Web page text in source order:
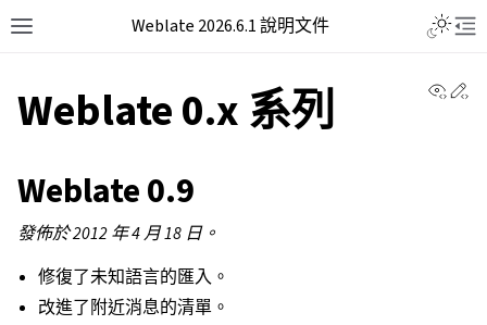
Weblate 2026.6.1 說明文件
Weblate 0.x 系列
Weblate 0.9
發佈於 2012 年 4 月 18 日。
修復了未知語言的匯入。
改進了附近消息的清單。